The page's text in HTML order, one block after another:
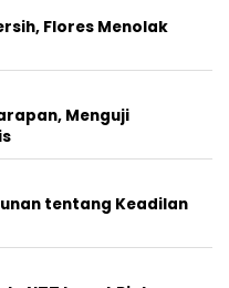
Flores Menolak
Menguji
tentang Keadilan